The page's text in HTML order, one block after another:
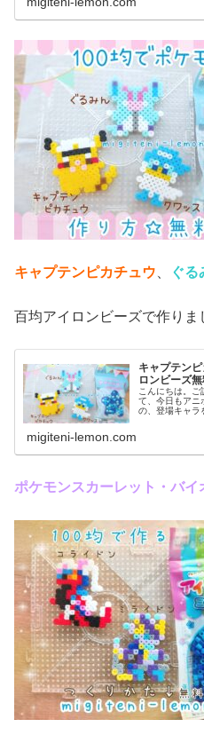
キャプテンピカチュウ ぐる
百均アイロンビーズで作りま
キャプテン
ロンビーズ
こんにちは。
て、今日もアニ
の、登場キャラ
migiteni-lemon.com
ポケモンスカーレット・バイ